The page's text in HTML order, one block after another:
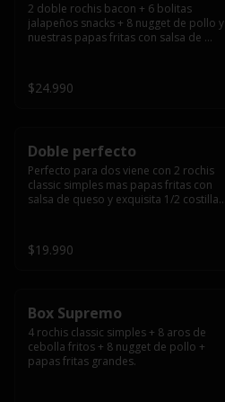
2 doble rochis bacon + 6 bolitas
jalapeños snacks + 8 nugget de pollo y
nuestras papas fritas con salsa de
$24.990
Doble perfecto
Perfecto para dos viene con 2 rochis
classic simples mas papas fritas con
salsa de queso y exquisita 1/2 costilla
$19.990
Box Supremo
4 rochis classic simples + 8 aros de
cebolla fritos + 8 nugget de pollo +
papas fritas grandes.